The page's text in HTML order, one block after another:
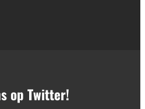
op Twitter!